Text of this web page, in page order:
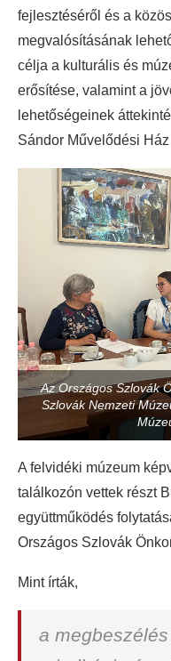
fejlesztéséről és a
megvalósításának
célja a kulturális és
erősítése, valamint a
lehetőségeinek
Sándor Művelődési
Az Országos Szlovák
Szlovák Nemzeti
A felvidéki múzeum
találkozón vettek részt
együttműködés
Országos Szlovák
Mint írták,
a